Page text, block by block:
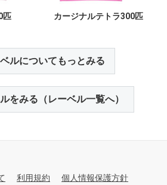
匹 カージナルテトラ300匹
ルについてもっとみる
をみる（レーベル一覧へ）
利用規約 個人情報保護方針